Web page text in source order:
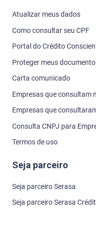
Atualizar meus dados
Como consultar seu CPF
Portal do Crédito
Proteger meus
Carta comunicado
Empresas que consultam
Empresas que
Consulta CNPJ para
Termos de uso
Seja parceiro
Seja parceiro Serasa
Seja parceiro Serasa